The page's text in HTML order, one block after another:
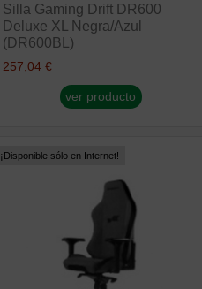
Silla Gaming Drift DR600
Deluxe XL Negra/Azul
(DR600BL)
257,04 €
ver producto
¡Disponible sólo en Internet!